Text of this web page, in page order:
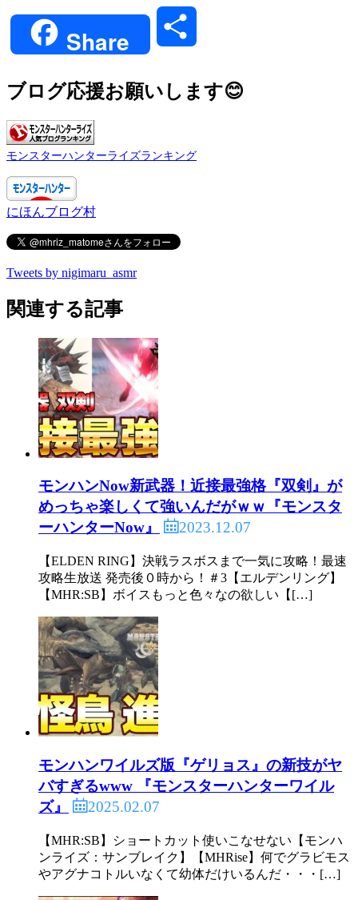
Share
ブログ応援お願いします😊
モンスターハンターライズランキング
にほんブログ村
Tweets by nigimaru_asmr
関連する記事
モンハンNow新武器！近接最強格『双剣』が
めっちゃ楽しくて強いんだがｗｗ『モンスタ
ーハンターNow』
2023.12.07
【ELDEN RING】決戦ラスボスまで一気に攻略！最速
攻略生放送 発売後０時から！＃3【エルデンリング】
【MHR:SB】ボイスもっと色々なの欲しい【[…]
モンハンワイルズ版『ゲリョス』の新技がヤ
バすぎるwww 『モンスターハンターワイル
ズ』
2025.02.07
【MHR:SB】ショートカット使いこなせない【モンハ
ンライズ：サンブレイク】【MHRise】何でグラビモス
やアグナコトルいなくて幼体だけいるんだ・・・[…]